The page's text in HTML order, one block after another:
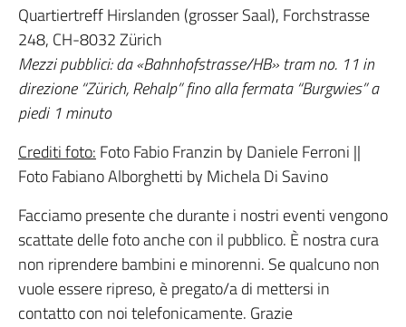
Quartiertreff Hirslanden (grosser Saal), Forchstrasse
248, CH-8032 Zürich
Mezzi pubblici: da «Bahnhofstrasse/HB» tram no. 11 in
direzione “Zürich, Rehalp” fino alla fermata “Burgwies” a
piedi 1 minuto
Crediti foto:Foto Fabio Franzin by Daniele Ferroni ||
Foto Fabiano Alborghetti by Michela Di Savino
Facciamo presente che durante i nostri eventi vengono
scattate delle foto anche con il pubblico. È nostra cura
non riprendere bambini e minorenni. Se qualcuno non
vuole essere ripreso, è pregato/a di mettersi in
contatto con noi telefonicamente. Grazie